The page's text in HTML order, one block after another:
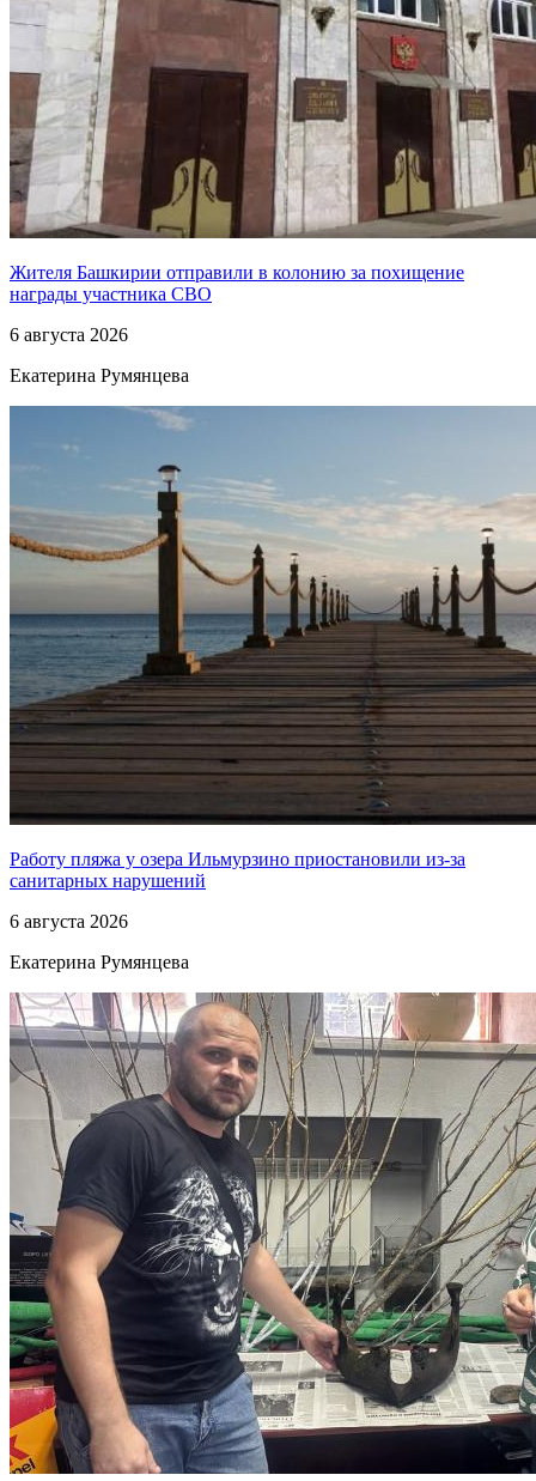
Жителя Башкирии отправили в колонию за похищение
награды участника СВО
6 августа 2026
Екатерина Румянцева
Работу пляжа у озера Ильмурзино приостановили из-за
санитарных нарушений
6 августа 2026
Екатерина Румянцева